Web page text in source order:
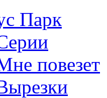
Парк
повезет